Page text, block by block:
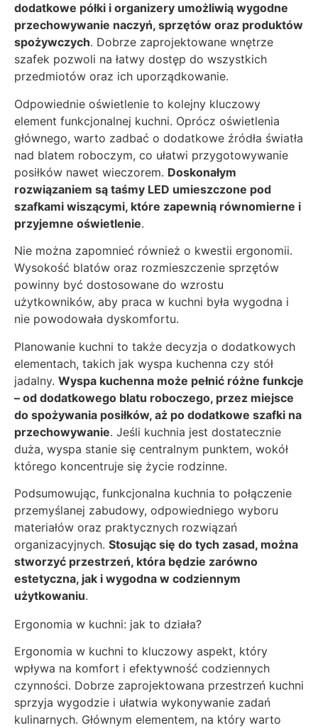
dodatkowe półki i organizery umożliwią wygodne
przechowywanie naczyń, sprzętów oraz produktów
spożywczych. Dobrze zaprojektowane wnętrze
szafek pozwoli na łatwy dostęp do wszystkich
przedmiotów oraz ich uporządkowanie.
Odpowiednie oświetlenie to kolejny kluczowy
element funkcjonalnej kuchni. Oprócz oświetlenia
głównego, warto zadbać o dodatkowe źródła światła
nad blatem roboczym, co ułatwi przygotowywanie
posiłków nawet wieczorem. Doskonałym
rozwiązaniem są taśmy LED umieszczone pod
szafkami wiszącymi, które zapewnią równomierne i
przyjemne oświetlenie.
Nie można zapomnieć również o kwestii ergonomii.
Wysokość blatów oraz rozmieszczenie sprzętów
powinny być dostosowane do wzrostu
użytkowników, aby praca w kuchni była wygodna i
nie powodowała dyskomfortu.
Planowanie kuchni to także decyzja o dodatkowych
elementach, takich jak wyspa kuchenna czy stół
jadalny. Wyspa kuchenna może pełnić różne funkcje
– od dodatkowego blatu roboczego, przez miejsce
do spożywania posiłków, aż po dodatkowe szafki na
przechowywanie. Jeśli kuchnia jest dostatecznie
duża, wyspa stanie się centralnym punktem, wokół
którego koncentruje się życie rodzinne.
Podsumowując, funkcjonalna kuchnia to połączenie
przemyślanej zabudowy, odpowiedniego wyboru
materiałów oraz praktycznych rozwiązań
organizacyjnych. Stosując się do tych zasad, można
stworzyć przestrzeń, która będzie zarówno
estetyczna, jak i wygodna w codziennym
użytkowaniu.
Ergonomia w kuchni: jak to działa?
Ergonomia w kuchni to kluczowy aspekt, który
wpływa na komfort i efektywność codziennych
czynności. Dobrze zaprojektowana przestrzeń kuchni
sprzyja wygodzie i ułatwia wykonywanie zadań
kulinarnych. Głównym elementem, na który warto